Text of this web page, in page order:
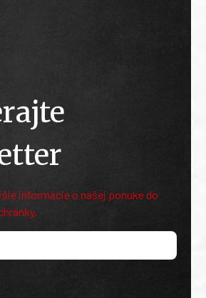
informácie o našej ponuke do